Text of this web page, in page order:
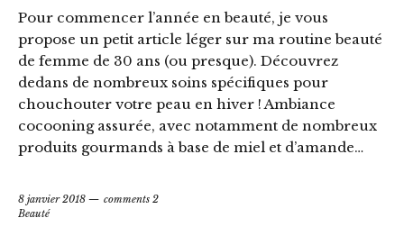
Pour commencer l’année en beauté, je vous
propose un petit article léger sur ma routine beauté
de femme de 30 ans (ou presque). Découvrez
dedans de nombreux soins spécifiques pour
chouchouter votre peau en hiver ! Ambiance
cocooning assurée, avec notamment de nombreux
produits gourmands à base de miel et d’amande…
8 janvier 2018
comments 2
Beauté